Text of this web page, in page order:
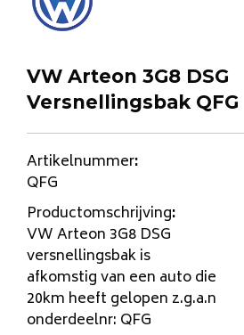
VW Arteon 3G8 DSG
Versnellingsbak QFG
Artikelnummer:
QFG
Productomschrijving:
VW Arteon 3G8 DSG
versnellingsbak is
afkomstig van een auto die
20km heeft gelopen z.g.a.n
onderdeelnr: QFG